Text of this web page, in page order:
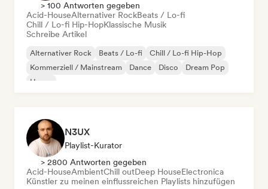
> 100 Antworten gegeben
Acid-HouseAlternativer RockBeats / Lo-fi
Chill / Lo-fi Hip-HopKlassische Musik
Schreibe Artikel
Alternativer Rock Beats / Lo-fi
Chill / Lo-fi Hip-Hop
Kommerziell / Mainstream
Dance Disco
Dream Pop
House
N3UX
Playlist-Kurator
> 2800 Antworten gegeben
Acid-HouseAmbientChill outDeep HouseElectronica
Künstler zu meinen einflussreichen Playlists hinzufügen